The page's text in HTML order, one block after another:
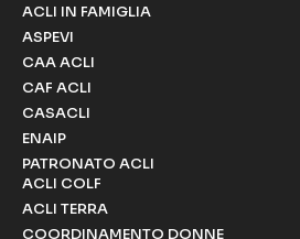
ACLI IN FAMIGLIA
ASPEVI
CAA ACLI
CAF ACLI
CASACLI
ENAIP
PATRONATO ACLI
ACLI COLF
ACLI TERRA
COORDINAMENTO DONNE